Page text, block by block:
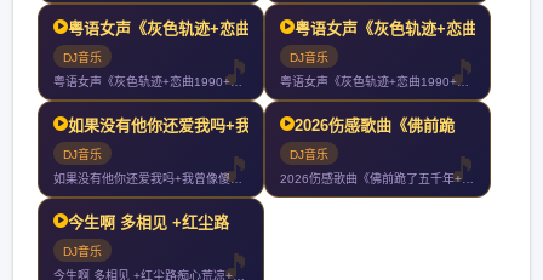
粤语女声《灰色轨迹+恋曲
DJ音乐
粤语女声《灰色轨迹+恋曲1990+真的爱着你+富士山下+深夜
粤语女声《灰色轨迹+恋曲
DJ音乐
粤语女声《灰色轨迹+恋曲1990+真的爱着你+富士山下+深夜
如果没有他你还爱我吗+我
DJ音乐
如果没有他你还爱我吗+我曾像傻子一样爱你+谁+如果最后不是你
2026伤感歌曲《佛前跪
DJ音乐
2026伤感歌曲《佛前跪了五千年+佛前求了千百遍+不负如来不
今生啊 多相见 +红尘路
DJ音乐
今生啊 多相见 +红尘路痴心荒凉+我像傻子一样爱你+大风在刮